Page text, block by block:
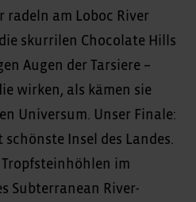
radeln am Loboc River
skurrilen Chocolate Hills
Augen der Tarsiere –
wirken, als kämen sie
Universum. Unser Finale:
Insel des Landes.
im
Subterranean River-